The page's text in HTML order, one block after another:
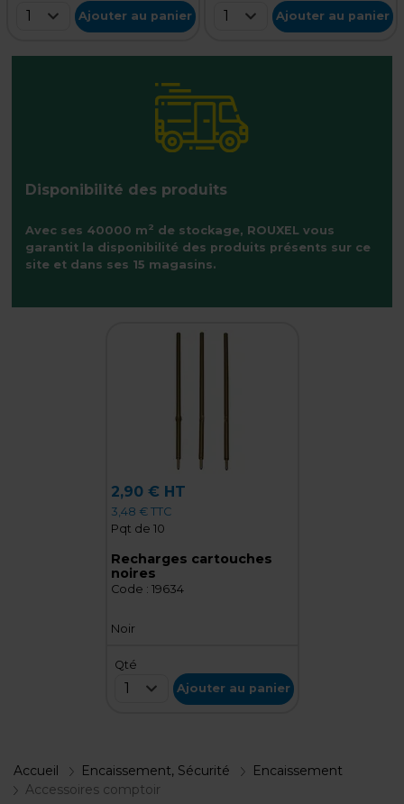
1 Ajouter au panier 1 Ajouter au panier
Disponibilité des produits
Avec ses 40000 m2 de stockage, ROUXEL vous
garantit la disponibilité des produits présents sur ce
site et dans ses 15 magasins.
2,90 € HT
3,48 € TTC
Pqt de 10
Recharges cartouches
noires
Code : 19634
Noir
Qté
1 Ajouter au panier
Accueil Encaissement, Sécurité
Encaissement
Accessoires comptoir